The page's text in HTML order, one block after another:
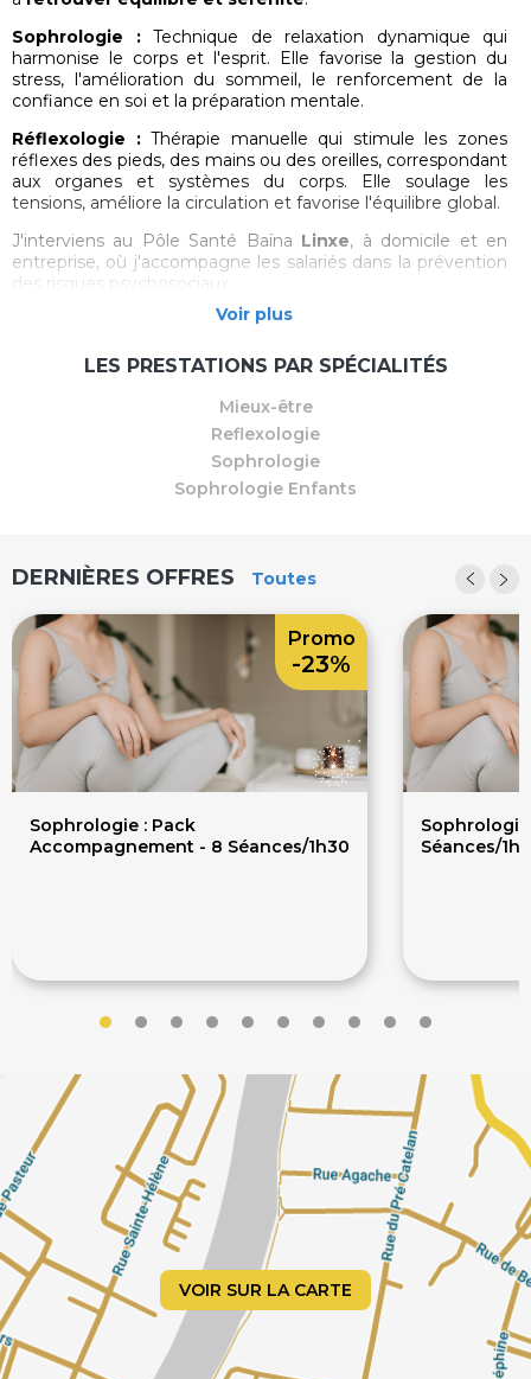
Sophrologie :Technique de relaxation dynamique qui
harmonise le corps et l'esprit. Elle favorise la gestion du
stress, l'amélioration du sommeil, le renforcement de la
confiance en soi et la préparation mentale.
Réflexologie :Thérapie manuelle qui stimule les zones
réflexes des pieds, des mains ou des oreilles, correspondant
aux organes et systèmes du corps. Elle soulage les
tensions, améliore la circulation et favorise l'équilibre global.
J'interviens au Pôle Santé Baïna Linxe, à domicile et en
entreprise, où j'accompagne les salariés dans la prévention
des risques psychosociaux.
Accompagnement individuel et collectif : Gestion du stress
des événements (examens, compétitions...), Soulager les
maux physique et psychologique, Prévention des risques
psychosociaux en entreprise.
Contactez-moi pour en savoir plus, sur mes services et les
bénéfices que la sophrologie et la réflexologie peuvent
Voir plus
LES PRESTATIONS PAR SPÉCIALITÉS
Mieux-être
Reflexologie
Sophrologie
Sophrologie Enfants
DERNIÈRES OFFRES Toutes
Sophrologie : Pack
Accompagnement - 8 Séances/1h30
Promo
-23%
Sophrologie
Séances/1h
VOIR SUR LA CARTE